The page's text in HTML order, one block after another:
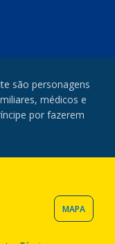
são personagens
médicos e
por fazerem
MAPA